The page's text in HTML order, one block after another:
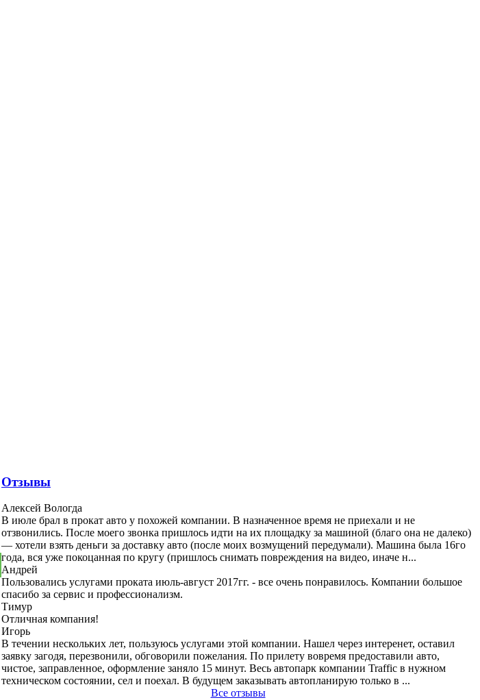
Отзывы
Алексей Вологда
В июле брал в прокат авто у похожей компании. В назначенное время не приехали и не
отзвонились. После моего звонка пришлось идти на их площадку за машиной (благо она не далеко)
— хотели взять деньги за доставку авто (после моих возмущений передумали). Машина была 16го
года, вся уже покоцанная по кругу (пришлось снимать повреждения на видео, иначе н...
Андрей
Пользовались услугами проката июль-август 2017гг. - все очень понравилось. Компании большое
спасибо за сервис и профессионализм.
Тимур
Отличная компания!
Игорь
В течении нескольких лет, пользуюсь услугами этой компании. Нашел через интеренет, оставил
заявку загодя, перезвонили, обговорили пожелания. По прилету вовремя предоставили авто,
чистое, заправленное, оформление заняло 15 минут. Весь автопарк компании Traffic в нужном
техническом состоянии, сел и поехал. В будущем заказывать автопланирую только в ...
Все отзывы